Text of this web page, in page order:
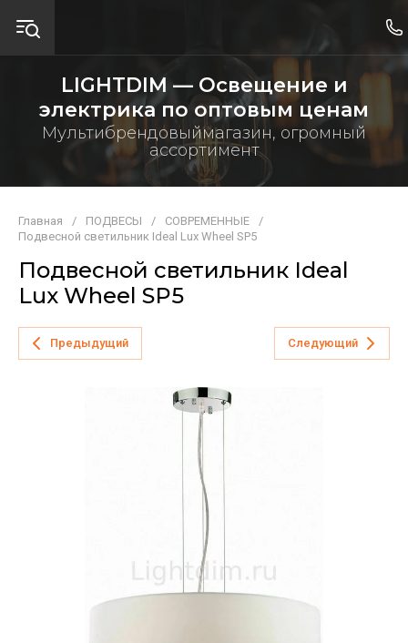
LIGHTDIM — Освещение и
электрика по оптовым ценам
Мультибрендовыймагазин, огромный
ассортимент
Главная / ПОДВЕСЫ / СОВРЕМЕННЫЕ
/
Подвесной светильник Ideal Lux Wheel SP5
Подвесной светильник Ideal
Lux Wheel SP5
Предыдущий Следующий